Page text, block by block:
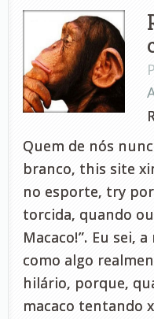
Quem de nós
branco, this site
no esporte, try
torcida, quando
Macaco!”. Eu sei,
como algo
hilário, porque,
macaco tentando